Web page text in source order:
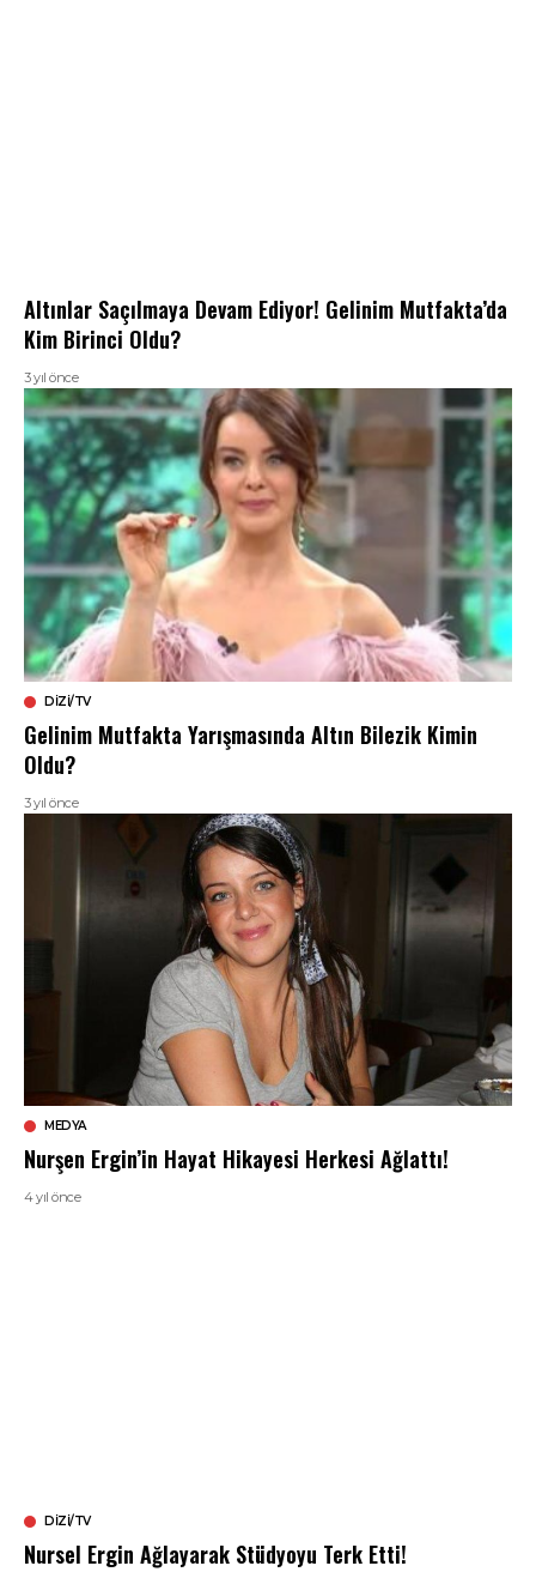
Altınlar Saçılmaya Devam Ediyor! Gelinim Mutfakta’da
Kim Birinci Oldu?
3 yıl önce
DIZI/TV
Gelinim Mutfakta Yarışmasında Altın Bilezik Kimin
Oldu?
3 yıl önce
MEDYA
Nurşen Ergin’in Hayat Hikayesi Herkesi Ağlattı!
4 yıl önce
DIZI/TV
Nursel Ergin Ağlayarak Stüdyoyu Terk Etti!